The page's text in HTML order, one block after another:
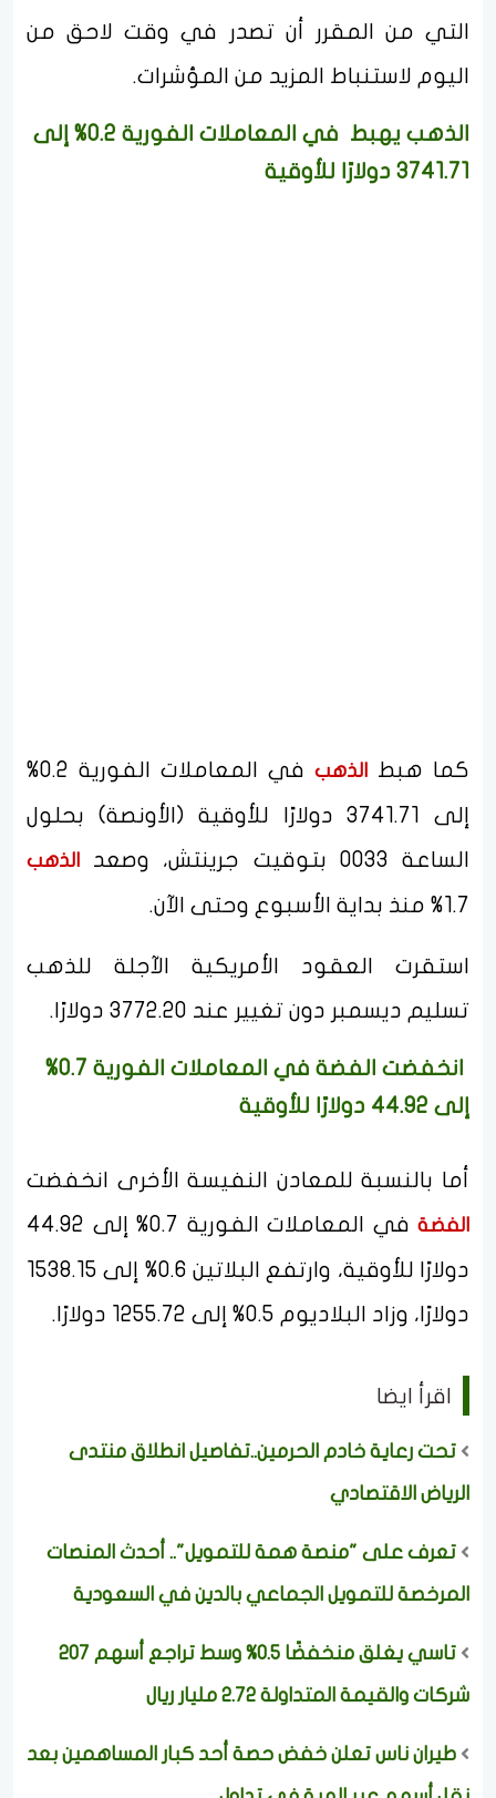
التي من المقرر أن تصدر في وقت لاحق من
اليوم لاستنباط المزيد من المؤشرات.
الذهب يهبط في المعاملات الفورية 0.2% إلى
3741.71 دولارًا للأوقية
كما هبط الذهب
في المعاملات الفورية 0.2%
إلى 3741.71 دولارًا للأوقية (الأونصة) بحلول
الساعة 0033 بتوقيت جرينتش، وصعد
الذهب
1.7% منذ بداية الأسبوع وحتى الآن.
استقرت العقود الأمريكية الآجلة للذهب
تسليم ديسمبر دون تغيير عند 3772.20 دولارًا.
انخفضت الفضة في المعاملات الفورية 0.7%
إلى 44.92 دولارًا للأوقية
أما بالنسبة للمعادن النفيسة الأخرى انخفضت
الفضة
في المعاملات الفورية 0.7% إلى 44.92
دولارًا للأوقية، وارتفع البلاتين 0.6% إلى 1538.15
دولارًا، وزاد البلاديوم 0.5% إلى 1255.72 دولارًا.
اقرأ ايضا
تحت رعاية خادم الحرمين..تفاصيل انطلاق منتدى
الرياض الاقتصادي
تعرف على "منصة همة للتمويل".. أحدث المنصات
المرخصة للتمويل الجماعي بالدين في السعودية
تاسي يغلق منخفضًا 0.5% وسط تراجع أسهم 207
شركات والقيمة المتداولة 2.72 مليار ريال
طيران ناس تعلن خفض حصة أحد كبار المساهمين بعد